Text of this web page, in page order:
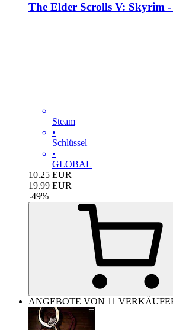
The Elder Scrolls V: Skyrim
Steam
•
Schlüssel
•
GLOBAL
10.25 EUR
19.99 EUR
-49%
ANGEBOTE VON 11